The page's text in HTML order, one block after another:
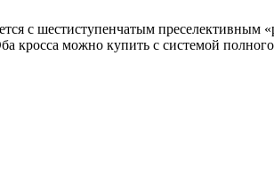
с шестиступенчатым преселективным
кросса можно купить с системой